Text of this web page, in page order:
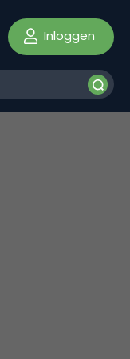
Inloggen